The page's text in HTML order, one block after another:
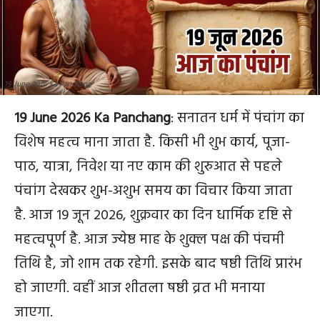
19 June 2026 Ka Panchang
19 June 2026 Ka Panchang: सनातन धर्म में पंचांग का
विशेष महत्व माना जाता है. किसी भी शुभ कार्य, पूजा-
पाठ, यात्रा, निवेश या नए काम की शुरुआत से पहले
पंचांग देखकर शुभ-अशुभ समय का विचार किया जाता
है. आज 19 जून 2026, शुक्रवार का दिन धार्मिक दृष्टि से
महत्वपूर्ण है. आज ज्येष्ठ माह के शुक्ल पक्ष की पंचमी
तिथि है, जो शाम तक रहेगी. इसके बाद षष्ठी तिथि प्रारंभ
हो जाएगी. वहीं आज शीतला षष्ठी व्रत भी मनाया
जाएगा.